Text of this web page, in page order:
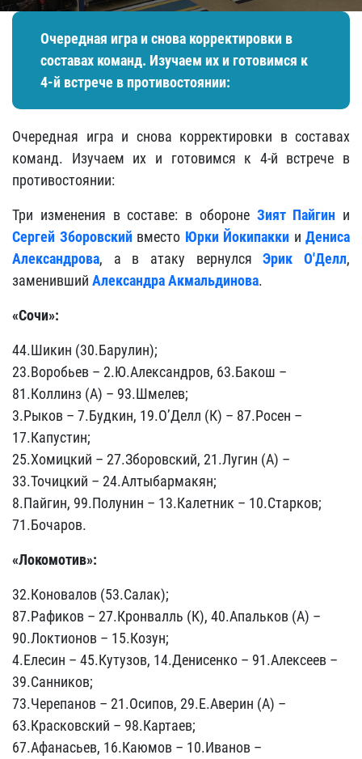
Очередная игра и снова корректировки в
составах команд. Изучаем их и готовимся к
4-й встрече в противостоянии:
Очередная игра и снова корректировки в составах
команд. Изучаем их и готовимся к 4-й встрече в
противостоянии:
Три изменения в составе: в обороне Зият Пайгин и
Сергей Зборовский вместо Юрки Йокипакки и Дениса
Александрова, а в атаку вернулсяЭрик О'Делл,
заменивший Александра Акмальдинова.
«Сочи»:
44.Шикин (30.Барулин);
23.Воробьев – 2.Ю.Александров, 63.Бакош –
81.Коллинз (А) – 93.Шмелев;
3.Рыков – 7.Будкин, 19.О’Делл (К) – 87.Росен –
17.Капустин;
25.Хомицкий – 27.Зборовский, 21.Лугин (А) –
33.Точицкий – 24.Алтыбармакян;
8.Пайгин, 99.Полунин – 13.Калетник – 10.Старков;
71.Бочаров.
«Локомотив»:
32.Коновалов (53.Салак);
87.Рафиков – 27.Кронвалль (К), 40.Апальков (А) –
90.Локтионов – 15.Козун;
4.Елесин – 45.Кутузов, 14.Денисенко – 91.Алексеев –
39.Санников;
73.Черепанов – 21.Осипов, 29.Е.Аверин (А) –
63.Красковский – 98.Картаев;
67.Афанасьев, 16.Каюмов – 10.Иванов –